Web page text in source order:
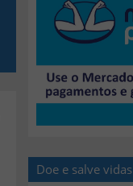
Doe e salve vidas